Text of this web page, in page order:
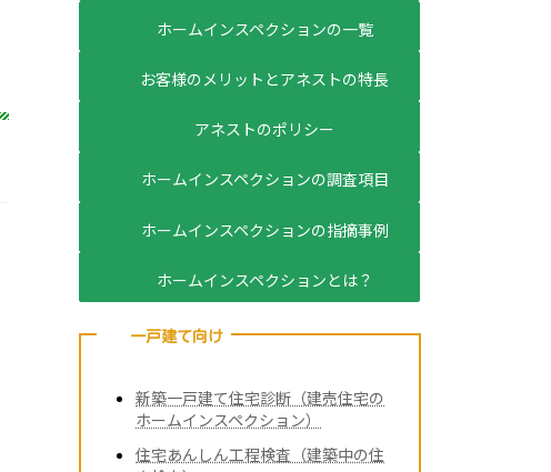
ホームインスペクションの一覧
お客様のメリットとアネストの特長
アネストのポリシー
ホームインスペクションの調査項目
ホームインスペクションの指摘事例
ホームインスペクションとは？
一戸建て向け
新築一戸建て住宅診断（建売住宅の
ホームインスペクション）
住宅あんしん工程検査（建築中の住